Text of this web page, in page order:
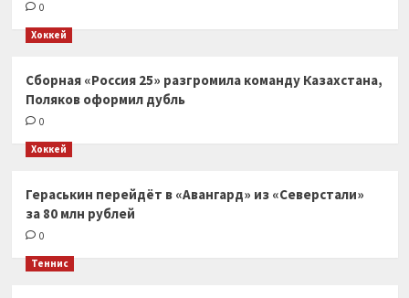
0
Хоккей
Сборная «Россия 25» разгромила команду Казахстана,
Поляков оформил дубль
0
Хоккей
Гераськин перейдёт в «Авангард» из «Северстали»
за 80 млн рублей
0
Теннис